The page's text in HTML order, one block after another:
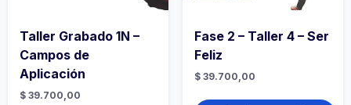
Taller Grabado 1N –
Campos de
Aplicación
$ 39.700,00
Fase 2 – Taller 4 – Ser
Feliz
$39.700,00